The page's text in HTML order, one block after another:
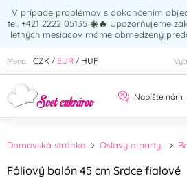
V prípade problémov s dokončením
tel. +421 2222 05135 ☀️🔥 Upozorňujeme
letných mesiacov máme obmedzený
Mena: CZK / EUR / HUF
Napíšte nám
Zadajte hľadaný výraz:
Domovská stránka Oslavy a party
Fóliový balón 45 cm Srdce fialové